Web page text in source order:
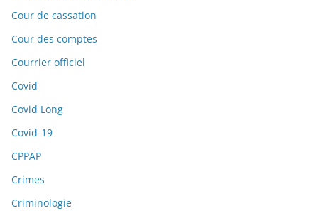
Cour de cassation
Cour des comptes
Courrier officiel
Covid
Covid Long
Covid-19
CPPAP
Crimes
Criminologie